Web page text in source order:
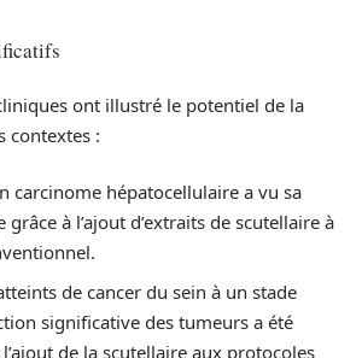
ont illustré le potentiel de la
contextes :
carcinome hépatocellulaire a vu sa
à l’ajout d’extraits de scutellaire à
de cancer du sein à un stade
significative des tumeurs a été
de la scutellaire aux protocoles